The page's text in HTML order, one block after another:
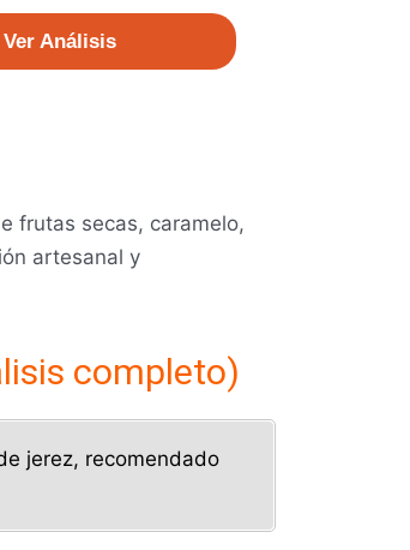
Ver Análisis
frutas secas, caramelo,
artesanal y
completo)
jerez, recomendado